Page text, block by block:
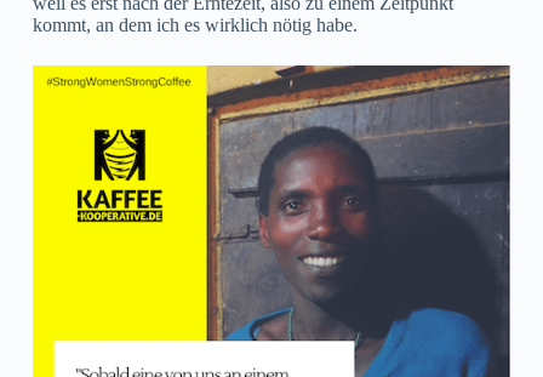
kommt, an dem ich es wirklich nötig habe.